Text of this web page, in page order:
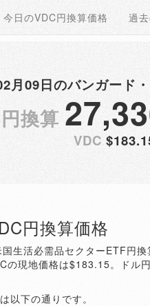
今日のVDC円換算価格 過
月09日のバンガード
換算
VDC
円換算価格
生活必需品セクターETF円
の現地価格は$183.15。ドル
以下の通りです。